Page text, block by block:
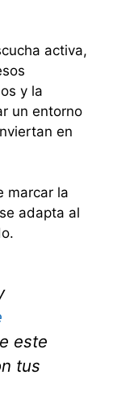
activa,
y la
un entorno
en
marcar la
adapta al
este
tus